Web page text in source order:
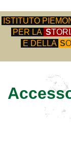
ISTITUTO
PER LA S
E DELLA S